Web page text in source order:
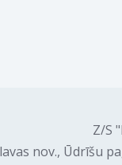
Z/S
nov., Ūdrīšu